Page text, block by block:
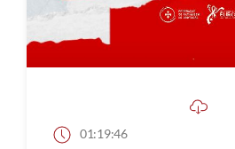
01:19:46